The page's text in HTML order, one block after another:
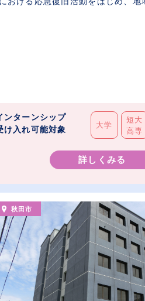
ンターンシップ
け入れ可能対象
大学
短大
高専
詳しくみる
秋田市